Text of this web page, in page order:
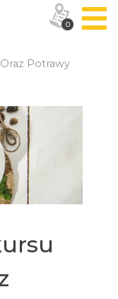
Potrawy
0